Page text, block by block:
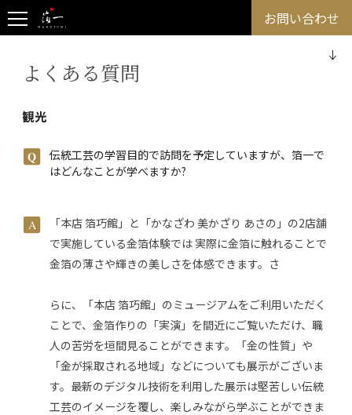
お問い合わせ
よくある質問
観光
伝統工芸の学習目的で訪問を予定していますが、箔一で
はどんなことが学べますか?
「本店 箔巧館」と「かなざわ 美かざり あさの」の2店舗
で実施している金箔体験では 実際に金箔に触れることで
金箔の薄さや輝きの美しさを体感できます。さ
らに、「本店 箔巧館」のミュージアムをご利用いただく
ことで、金箔作りの「実演」を間近にご覧いただけ、職
人の苦労を垣間見ることができます。「金の性質」や
「金が採取される地域」などについても展示がございま
す。最新のデジタル技術を利用した展示は堅苦しい伝統
工芸のイメージを覆し、楽しみながら学ぶことができま